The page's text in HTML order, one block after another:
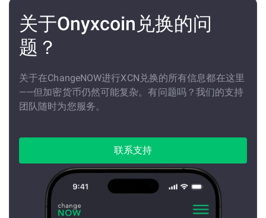
关于Onyxcoin兑换的问
题？
关于在ChangeNOW进行XCN兑换的所有信息都在这里
——但加密货币仍然可能复杂。有问题吗？我们的支持
团队随时为您服务。
联系支持